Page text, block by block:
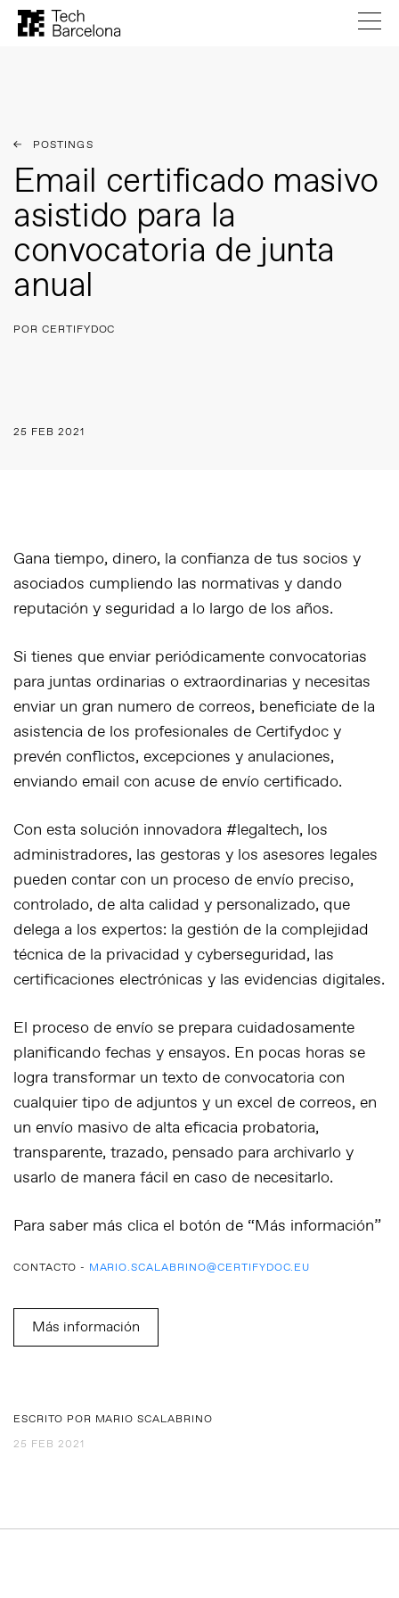
POSTINGS
Email certificado masivo
asistido para la
convocatoria de junta
anual
POR CERTIFYDOC
25 FEB 2021
Gana tiempo, dinero, la confianza de tus socios y
asociados cumpliendo las normativas y dando
reputación y seguridad a lo largo de los años.
Si tienes que enviar periódicamente convocatorias
para juntas ordinarias o extraordinarias y necesitas
enviar un gran numero de correos, beneficiate de la
asistencia de los profesionales de Certifydoc y
prevén conflictos, excepciones y anulaciones,
enviando email con acuse de envío certificado.
Con esta solución innovadora #legaltech, los
administradores, las gestoras y los asesores legales
pueden contar con un proceso de envío preciso,
controlado, de alta calidad y personalizado, que
delega a los expertos: la gestión de la complejidad
técnica de la privacidad y cyberseguridad, las
certificaciones electrónicas y las evidencias digitales.
El proceso de envío se prepara cuidadosamente
planificando fechas y ensayos. En pocas horas se
logra transformar un texto de convocatoria con
cualquier tipo de adjuntos y un excel de correos, en
un envío masivo de alta eficacia probatoria,
transparente, trazado, pensado para archivarlo y
usarlo de manera fácil en caso de necesitarlo.
Para saber más clica el botón de “Más información”
CONTACTO - MARIO.SCALABRINO@CERTIFYDOC.EU
Más información
ESCRITO POR MARIO SCALABRINO
25 FEB 2021